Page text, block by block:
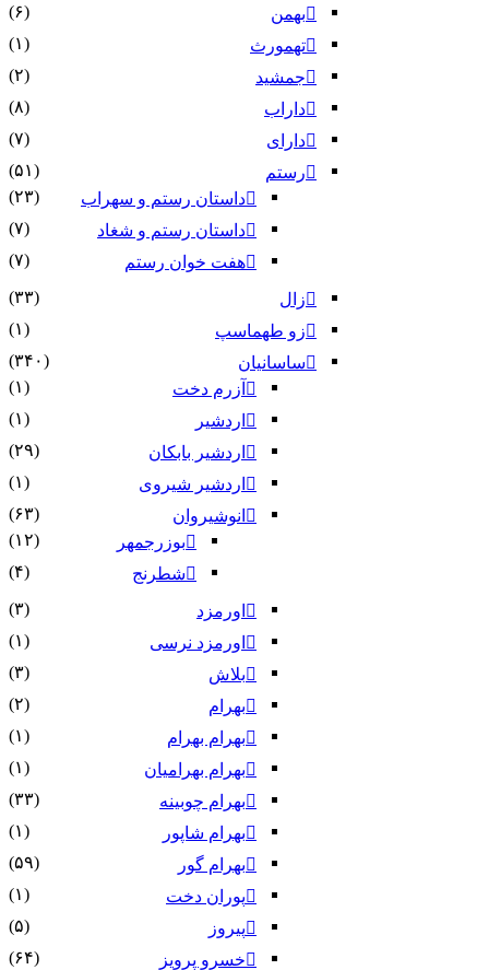
بهمن
(۶)
تهمورث
(۱)
جمشید
(۲)
داراب
(۸)
دارای
(۷)
رستم
(۵۱)
داستان رستم و سهراب
(۲۳)
داستان رستم و شغاد
(۷)
هفت خوان رستم‏
(۷)
زال
(۳۳)
زو طهماسپ‏
(۱)
ساسانیان
(۳۴۰)
آزرم دخت
(۱)
اردشیر
(۱)
اردشیر بابکان
(۲۹)
اردشیر شیروی
(۱)
انوشیروان
(۶۳)
بوزرجمهر
(۱۲)
شطرنج
(۴)
اورمزد
(۳)
اورمزد نرسى‏
(۱)
بلاش
(۳)
بهرام
(۲)
بهرام بهرام
(۱)
بهرام بهرامیان‏
(۱)
بهرام چوبینه
(۳۳)
بهرام شاپور
(۱)
بهرام گور
(۵۹)
پوران دخت
(۱)
پیروز
(۵)
خسرو پرویز
(۶۴)